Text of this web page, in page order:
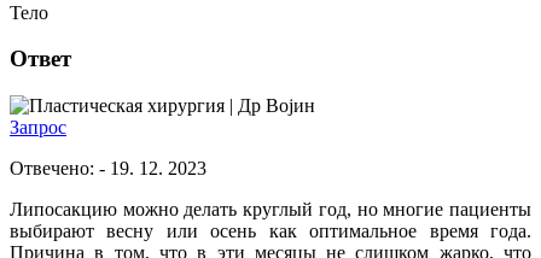
Тело
Ответ
Др Војин
Запрос
Отвечено: - 19. 12. 2023
Липосакцию можно делать круглый год, но многие пациенты
выбирают весну или осень как оптимальное время года.
Причина в том, что в эти месяцы не слишком жарко, что